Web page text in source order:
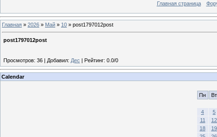
Главная страница
Главная » 2026 » Май » 10 » post1797012post
post1797012post
Просмотров: 36 | Добавил: Дес | Рейтинг: 0.0/0
Calendar
Пн Вт
4
5
11
12
18
19